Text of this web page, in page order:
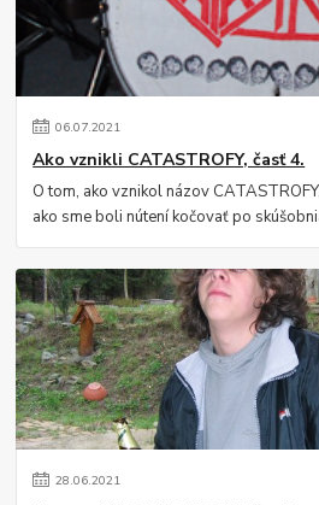
06.07.2021
Ako vznikli CATASTROFY, časť 4.
O tom, ako vznikol názov
ako sme boli nútení kočovať po
28.06.2021